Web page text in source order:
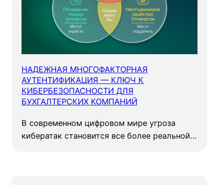
НАДЕЖНАЯ МНОГОФАКТОРНАЯ
АУТЕНТИФИКАЦИЯ — КЛЮЧ К
КИБЕРБЕЗОПАСНОСТИ ДЛЯ
БУХГАЛТЕРСКИХ КОМПАНИЙ
В современном цифровом мире угроза
кибератак становится все более реальной…